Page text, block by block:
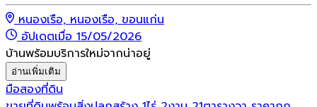
หนองเรือ, หนองเรือ, ขอนแก่น
อัปเดตเมื่อ 15/05/2026
บ้านพร้อมบริการใหม่จากน่าอยู่
อ่านเพิ่มเติม
มือสองที่ดิน